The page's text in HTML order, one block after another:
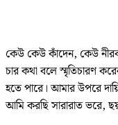
কেউ কেউ কাঁদেন, কেউ
চার কথা বলে স্মৃতিচারণ
হতে পারে। আমার উপরে
আমি করছি সারারাত ভরে,